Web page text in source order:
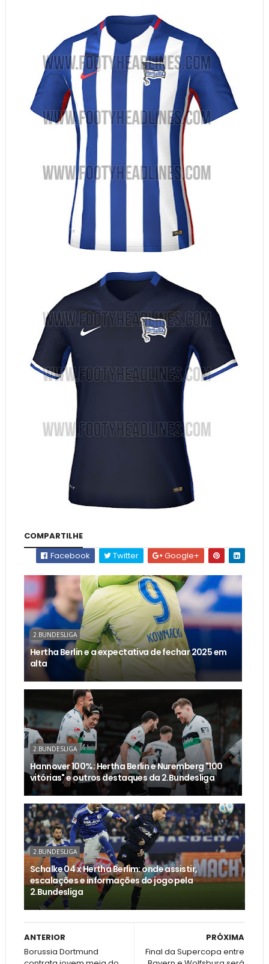
COMPARTILHE
Facebook
Twitter Google+
2.BUNDESLIGA
Hertha Berlin e a expectativa de fechar 2025 em
alta
2.BUNDESLIGA
Hannover 100%; Hertha Berlin e Nuremberg "100
vitórias" e outros destaques da 2.Bundesliga
2.BUNDESLIGA
Schalke 04 x Hertha Berlim: onde assistir,
escalações e informações do jogo pela
2.Bundesliga
PRÓXIMA
Final da Supercopa entre
ANTERIOR
Borussia Dortmund